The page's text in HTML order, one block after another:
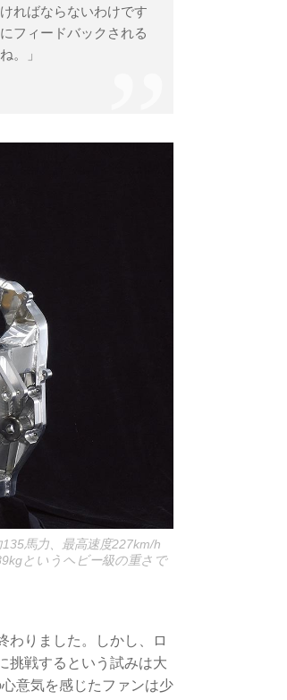
ればならないわけです
フィードバックされる
。」
馬力、最高速度227km/h
というヘビー級の重さで
わりました。しかし、ロ
挑戦するという試みは大
意気を感じたファンは少